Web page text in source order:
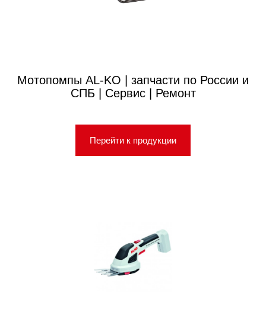
Мотопомпы AL-KO | запчасти по России и
СПБ | Сервис | Ремонт
Перейти к продукции